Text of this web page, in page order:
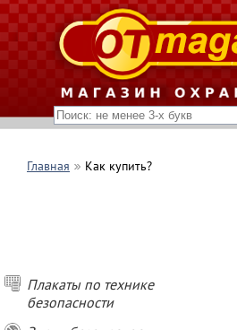
Главная Как купить?
Плакаты по технике
безопасности